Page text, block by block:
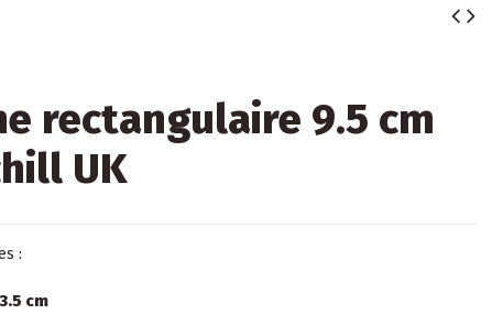
rectangulaire 9.5 cm
UK
:
cm